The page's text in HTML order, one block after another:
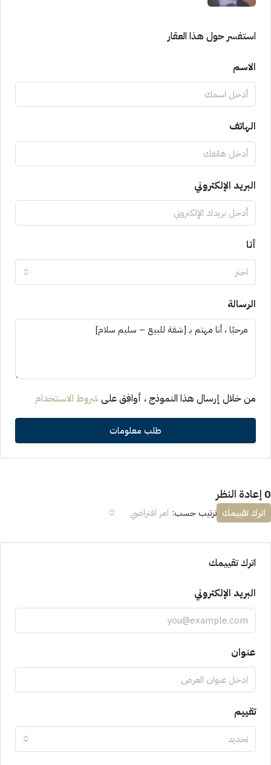
استفسر حول هذا العقار
الاسم
الهاتف
البريد الإلكتروني
أنا
اختر
الرسالة
من خلال إرسال هذا النموذج ، أوافق على شروط الاستخدام
طلب معلومات
0 إعادة النظر
ترتيب حسب: امر افتراضي اترك تقييمك
اترك تقييمك
البريد الإلكتروني
عنوان
تقييم
تحديد